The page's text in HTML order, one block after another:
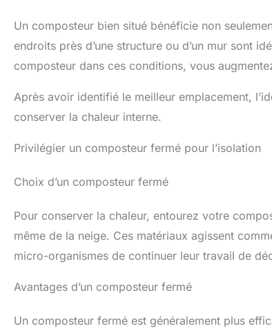
Un composteur bien situé bénéficie non
endroits près d’une structure ou d’un mur sont
composteur dans ces conditions, vous
Après avoir identifié le meilleur emplacement,
conserver la chaleur interne.
Privilégier un composteur fermé pour l’isolation
Choix d’un composteur fermé
Pour conserver la chaleur, entourez votre
même de la neige. Ces matériaux agissent
micro-organismes de continuer leur travail de
Avantages d’un composteur fermé
Un composteur fermé est généralement plus